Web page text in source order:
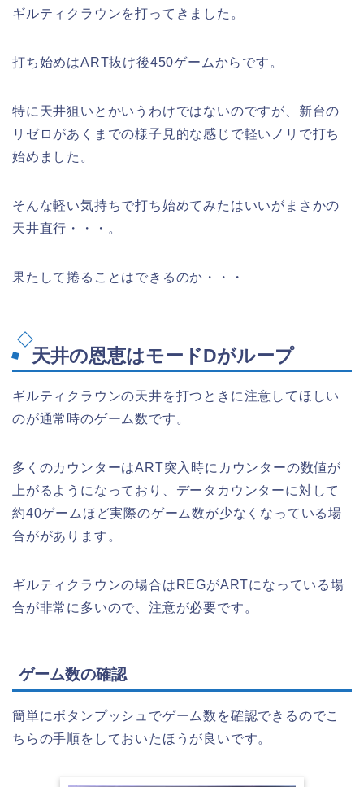
ギルティクラウンを打ってきました。
打ち始めはART抜け後450ゲームからです。
特に天井狙いとかいうわけではないのですが、新台の
リゼロがあくまでの様子見的な感じで軽いノリで打ち
始めました。
そんな軽い気持ちで打ち始めてみたはいいがまさかの
天井直行・・・。
果たして捲ることはできるのか・・・
天井の恩恵はモードDがループ
ギルティクラウンの天井を打つときに注意してほしい
のが通常時のゲーム数です。
多くのカウンターはART突入時にカウンターの数値が
上がるようになっており、データカウンターに対して
約40ゲームほど実際のゲーム数が少なくなっている場
合ががあります。
ギルティクラウンの場合はREGがARTになっている場
合が非常に多いので、注意が必要です。
ゲーム数の確認
簡単にボタンプッシュでゲーム数を確認できるのでこ
ちらの手順をしておいたほうが良いです。